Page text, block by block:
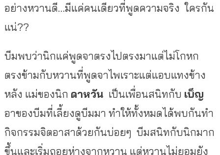
อย่างหวานดี…มีแค่คนเดียวที่พูดความจริง ใครกัน
แน่??
บีมพบว่านิกแค่พูดจาตรงไปตรงมาแต่ไม่โกหก
ตรงข้ามกับหวานที่พูดจาไพเราะแต่แอบแทงข้าง
หลัง แม่ของนิก ดาหวัน เป็นเพื่อนสนิทกับ เบ็ญ
อาของบีมที่เลี้ยงดูบีมมา ทำให้ทั้งหมดได้พบกันทำ
กิจกรรมจิตอาสาด้วยกันบ่อยๆ บีมสนิทกับนิกมาก
ขึ้นและเริ่มถอยห่างจากหวาน แต่หวานไม่ยอมยัง